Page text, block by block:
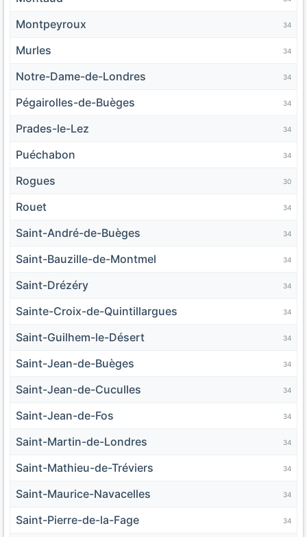
Montpeyroux 34
Murles 34
Notre-Dame-de-Londres 34
Pégairolles-de-Buèges 34
Prades-le-Lez 34
Puéchabon 34
Rogues 30
Rouet 34
Saint-André-de-Buèges 34
Saint-Bauzille-de-Montmel 34
Saint-Drézéry 34
Sainte-Croix-de-Quintillargues 34
Saint-Guilhem-le-Désert 34
Saint-Jean-de-Buèges 34
Saint-Jean-de-Cuculles 34
Saint-Jean-de-Fos 34
Saint-Martin-de-Londres 34
Saint-Mathieu-de-Tréviers 34
Saint-Maurice-Navacelles 34
Saint-Pierre-de-la-Fage 34